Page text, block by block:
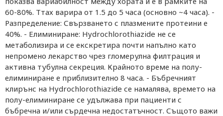
60-80%. Ттах варира от 1.5 до 5 часа (основно ~4 часа). -
Разпределение: Свързването с плазмените протеини е
40%. - Елиминиране: Hydrochlorothiazide не се
метаболизира и се екскретира почти напълно като
непромено лекарство чрез гломерулна филтрация и
активна тубулна секреция. Крайното време на полу-
елиминиране е приблизително 8 часа. - Бъбречният
клирънс на Hydrochlorothiazide се намалява, времето на
полу-елиминиране се удължава при пациенти с
бъбречна и/или сърдечна недостатъчност. Същото важи